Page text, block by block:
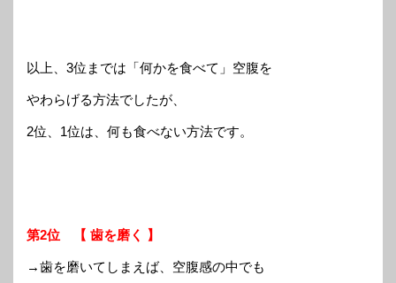
以上、3位までは「何かを食べて」空腹を
やわらげる方法でしたが、
2位、1位は、何も食べない方法です。
第2位 【 歯を磨く 】
→歯を磨いてしまえば、空腹感の中でも